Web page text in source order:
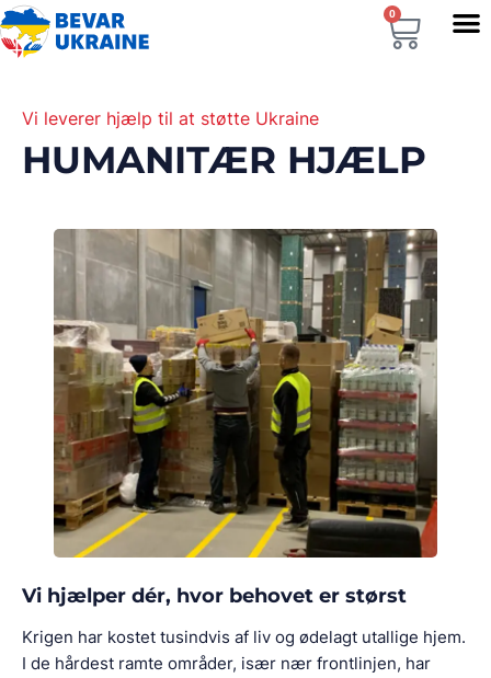
0
Vi leverer hjælp til at støtte Ukraine
HUMANITÆR HJÆLP
Vi hjælper dér, hvor behovet er størst
Krigen har kostet tusindvis af liv og ødelagt utallige hjem.
I de hårdest ramte områder, især nær frontlinjen, har